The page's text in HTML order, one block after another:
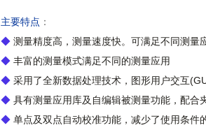
主要特点 ：
◆ 测量精度高，测量速度快。可满足不同测量
◆ 丰富的测量模式满足不同的测量应用
◆ 采用了全新数据处理技术，图形用户交互
◆ 具有测量应用库及自编辑被测量功能，配合
◆ 单点及双点自动校准功能，减少了使用条件